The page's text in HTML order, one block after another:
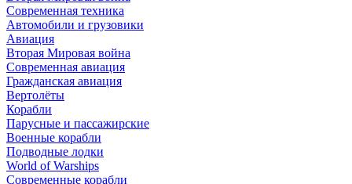
Современная техника
Автомобили и грузовики
Авиация
Вторая Мировая война
Современная авиация
Гражданская авиация
Вертолёты
Корабли
Парусные и пассажирские
Военные корабли
Подводные лодки
World of Warships
Современные корабли